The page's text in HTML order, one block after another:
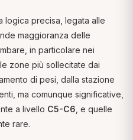
logica precisa, legata alle
maggioranza delle
in particolare nei
zone più sollecitate dai
di pesi, dalla stazione
ma comunque significative,
a livello C5-C6 , e quelle
rare.